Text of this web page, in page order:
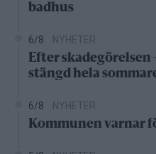
badhus
6/8 NYHETER
Efter
stängd hela
6/8 NYHETER
Kommunen varnar